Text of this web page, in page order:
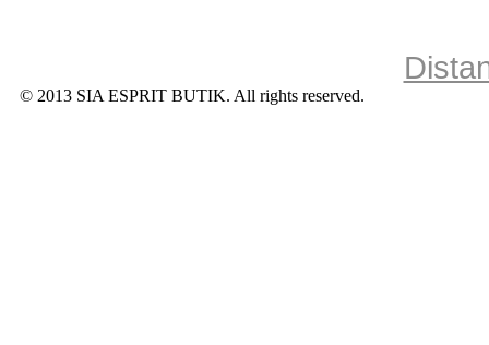
© 2013 SIA ESPRIT BUTIK. All rights reserved.